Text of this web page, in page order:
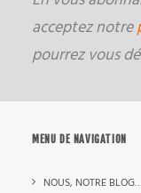
acceptez notre
pourrez vous
MENU DE NAVIGATION
NOUS, NOTRE